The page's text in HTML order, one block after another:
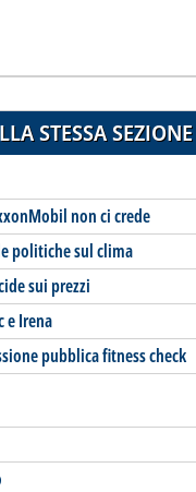
STESSA SEZIONE
non ci crede
politiche sul clima
sui prezzi
e Irena
pubblica fitness check